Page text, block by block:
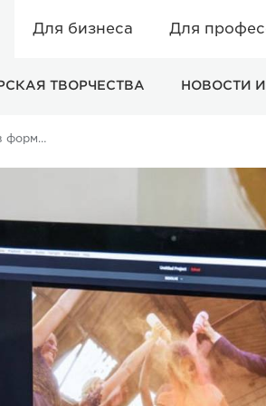
Для бизнеса Для
ТВОРЧЕСТВА НОВОСТИ
Внутренняя запись в формате 4K RAW: EOS C200